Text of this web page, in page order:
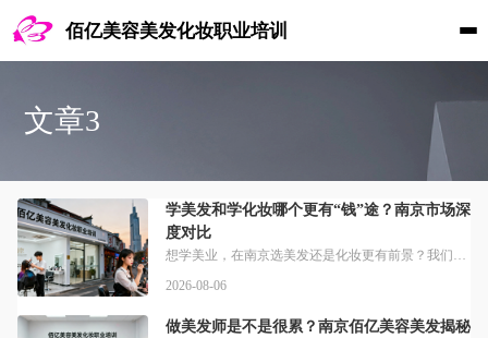
佰亿美容美发化妆职业培训
文章3
学美发和学化妆哪个更有“钱”途？南京市场深
度对比
想学美业，在南京选美发还是化妆更有前景？我们先看本地美发培训情况，部分机构获得E机构南京美发培训人气榜认可，多家机构采用手把手教学模式，承诺学会为止。南京佰亿作为本地老牌美校，办学数据亮眼，佰亿2000年成立，2004年建校，至今培养了31489人，办学26年来，学生就业率高达99.8%，毕业平均薪资在7500~8300元。对比美发，南京化妆培训的市场需求也十分旺盛，南京及长三角地区婚庆影楼对专业
2026-08-06
做美发师是不是很累？南京佰亿美容美发揭秘